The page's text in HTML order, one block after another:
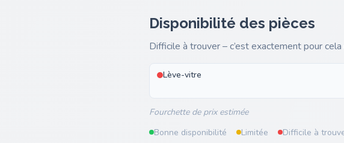
Disponibilité des pièces
Difficile à trouver – c’est exactement pour
Lève-vitre
Fourchette de prix estimée
Bonne disponibilité
Limitée
Difficile à